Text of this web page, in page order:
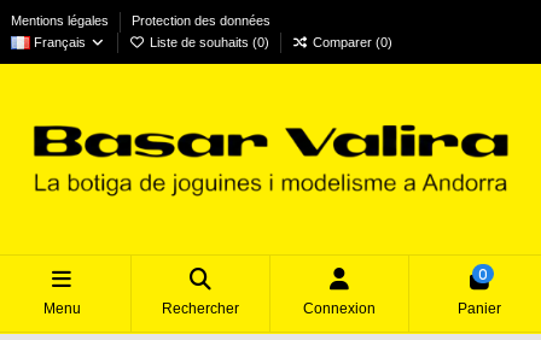
Mentions légales
Protection des données
Français
Liste de souhaits (0) Comparer (0)
Menu Rechercher Connexion
0
Panier